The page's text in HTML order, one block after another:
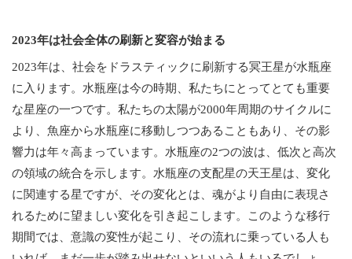
2023年は社会全体の刷新と変容が始まる
2023年は、社会をドラスティックに刷新する冥王星が水瓶座
に入ります。水瓶座は今の時期、私たちにとってとても重要
な星座の一つです。私たちの太陽が2000年周期のサイクルに
より、魚座から水瓶座に移動しつつあることもあり、その影
響力は年々高まっています。水瓶座の2つの波は、低次と高次
の領域の統合を示します。水瓶座の支配星の天王星は、変化
に関連する星ですが、その変化とは、魂がより自由に表現さ
れるために望ましい変化を引き起こします。このような移行
期間では、意識の変性が起こり、その流れに乗っている人も